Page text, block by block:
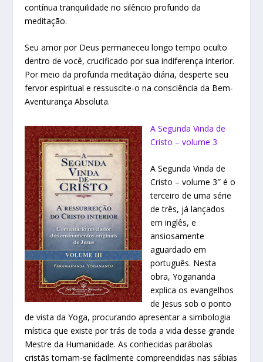
contínua tranquilidade no silêncio profundo da
meditação.
Seu amor por Deus permaneceu longo tempo oculto
dentro de você, crucificado por sua indiferença interior.
Por meio da profunda meditação diária, desperte seu
fervor espiritual e ressuscite-o na consciência da Bem-
Aventurança Absoluta.
A Segunda Vinda de
Cristo – volume 3
A Segunda Vinda de
Cristo – volume 3″ é o
terceiro de uma série
de três, já lançados
em inglês, e
ansiosamente
aguardado em
português. Nesta
obra, Yogananda
explica os evangelhos
de Jesus sob o ponto
de vista da Yoga, procurando apresentar a simbologia
mística que existe por trás de toda a vida desse grande
Mestre da Humanidade. As conhecidas parábolas
cristãs tornam-se facilmente compreendidas nas sábias